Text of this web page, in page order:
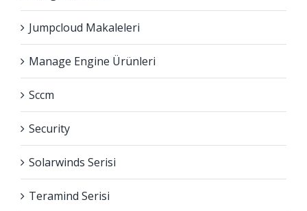
Jumpcloud Makaleleri
Manage Engine Ürünleri
Sccm
Security
Solarwinds Serisi
Teramind Serisi